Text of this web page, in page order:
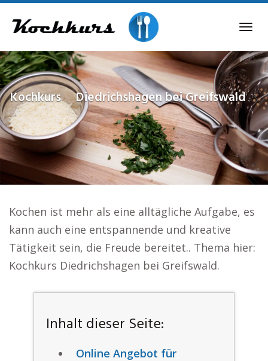
content
Kochkurs Diedrichshagen bei Greifswald
Kochen ist mehr als eine alltägliche Aufgabe, es
kann auch eine entspannende und kreative
Tätigkeit sein, die Freude bereitet.. Thema hier:
Kochkurs Diedrichshagen bei Greifswald.
Inhalt dieser Seite:
Online Angebot für